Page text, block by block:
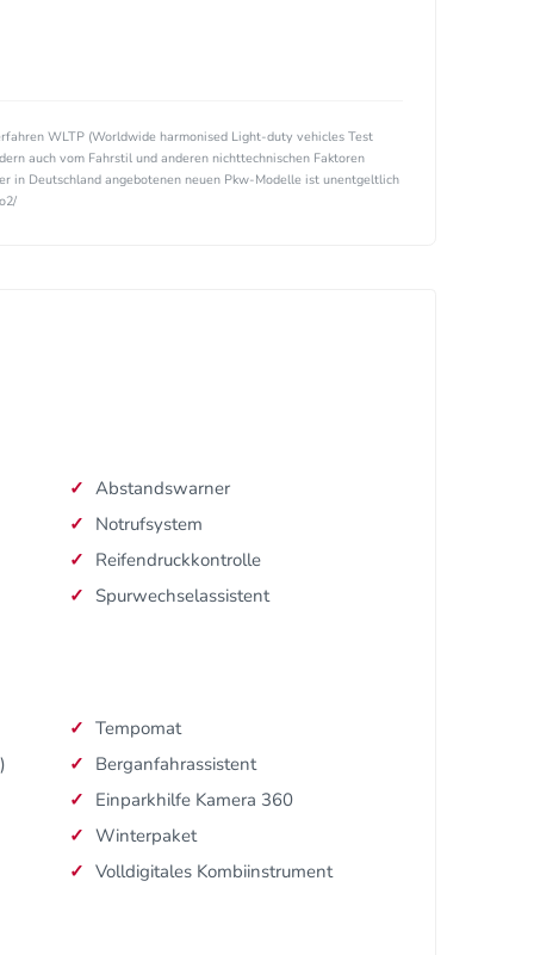
WLTP (Worldwide harmonised Light-duty vehicles Test
auch vom Fahrstil und anderen nichttechnischen Faktoren
in Deutschland angebotenen neuen Pkw-Modelle ist unentgeltlich
Abstandswarner
Notrufsystem
Reifendruckkontrolle
Spurwechselassistent
Tempomat
Berganfahrassistent
Einparkhilfe Kamera 360
Winterpaket
Volldigitales Kombiinstrument